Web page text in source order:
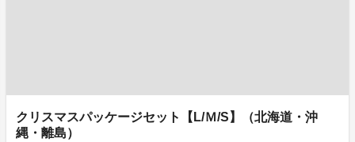
クリスマスパッケージセット【L/Ｍ/S】（北海道・沖
縄・離島）